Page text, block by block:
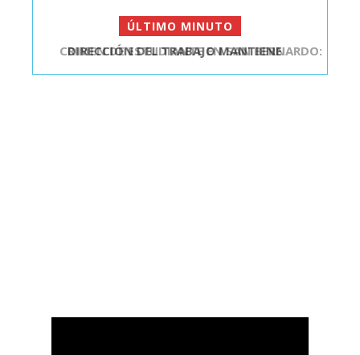
ÚLTIMO MINUTO
CRIMEN DE ESTUDIANTE EN SAN BERNARDO: